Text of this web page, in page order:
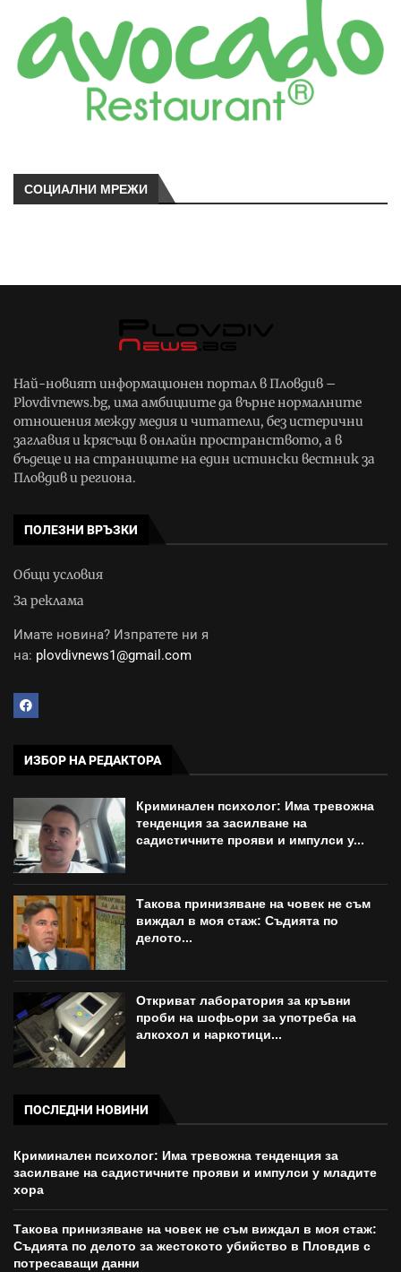
СОЦИАЛНИ МРЕЖИ
Най-новият информационен портал в Пловдив –
Plovdivnews.bg, има амбициите да върне нормалните
отношения между медия и читатели, без истерични
заглавия и крясъци в онлайн пространството, а в
бъдеще и на страниците на един истински вестник за
Пловдив и региона.
ПОЛЕЗНИ ВРЪЗКИ
Общи условия
За реклама
Имате новина? Изпратете ни я
на: plovdivnews1@gmail.com
ИЗБОР НА РЕДАКТОРА
Криминален психолог: Има тревожна
тенденция за засилване на
садистичните прояви и импулси у...
Такова принизяване на човек не съм
виждал в моя стаж: Съдията по
делото...
Откриват лаборатория за кръвни
проби на шофьори за употреба на
алкохол и наркотици...
ПОСЛЕДНИ НОВИНИ
Криминален психолог: Има тревожна тенденция за
засилване на садистичните прояви и импулси у младите
хора
Такова принизяване на човек не съм виждал в моя стаж:
Съдията по делото за жестокото убийство в Пловдив с
потресаващи данни